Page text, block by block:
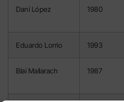
Dani López 1980
Eduardo Lorrio 1993
Blai Mallarach 1987